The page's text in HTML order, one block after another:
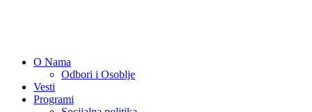
O Nama
Odbori i Osoblje
Vesti
Programi